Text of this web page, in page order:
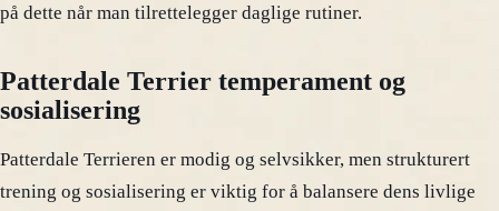
på dette når man tilrettelegger daglige rutiner.
Patterdale Terrier temperament og
sosialisering
Patterdale Terrieren er modig og selvsikker, men strukturert
trening og sosialisering er viktig for å balansere dens livlige